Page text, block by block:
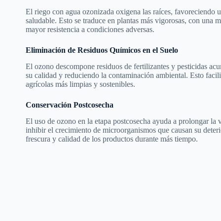
El riego con agua ozonizada oxigena las raíces, favoreciendo
saludable. Esto se traduce en plantas más vigorosas, con una
mayor resistencia a condiciones adversas.
Eliminación de Residuos Químicos en el Suelo
El ozono descompone residuos de fertilizantes y pesticidas
su calidad y reduciendo la contaminación ambiental. Esto
agrícolas más limpias y sostenibles.
Conservación Postcosecha
El uso de ozono en la etapa postcosecha ayuda a prolongar
inhibir el crecimiento de microorganismos que causan su
frescura y calidad de los productos durante más tiempo.